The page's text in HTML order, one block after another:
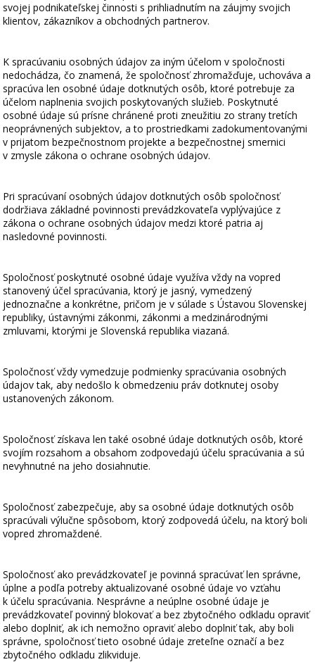
svojej podnikateľskej činnosti s prihliadnutím na záujmy svojich
klientov, zákazníkov a obchodných partnerov.
K spracúvaniu osobných údajov za iným účelom v spoločnosti
nedochádza, čo znamená, že spoločnosť zhromažďuje, uchováva a
spracúva len osobné údaje dotknutých osôb, ktoré potrebuje za
účelom naplnenia svojich poskytovaných služieb. Poskytnuté
osobné údaje sú prísne chránené proti zneužitiu zo strany tretích
neoprávnených subjektov, a to prostriedkami zadokumentovanými
v prijatom bezpečnostnom projekte a bezpečnostnej smernici
v zmysle zákona o ochrane osobných údajov.
Pri spracúvaní osobných údajov dotknutých osôb spoločnosť
dodržiava základné povinnosti prevádzkovateľa vyplývajúce z
zákona o ochrane osobných údajov medzi ktoré patria aj
nasledovné povinnosti.
Spoločnosť poskytnuté osobné údaje využíva vždy na vopred
stanovený účel spracúvania, ktorý je jasný, vymedzený
jednoznačne a konkrétne, pričom je v súlade s Ústavou Slovenskej
republiky, ústavnými zákonmi, zákonmi a medzinárodnými
zmluvami, ktorými je Slovenská republika viazaná.
Spoločnosť vždy vymedzuje podmienky spracúvania osobných
údajov tak, aby nedošlo k obmedzeniu práv dotknutej osoby
ustanovených zákonom.
Spoločnosť získava len také osobné údaje dotknutých osôb, ktoré
svojím rozsahom a obsahom zodpovedajú účelu spracúvania a sú
nevyhnutné na jeho dosiahnutie.
Spoločnosť zabezpečuje, aby sa osobné údaje dotknutých osôb
spracúvali výlučne spôsobom, ktorý zodpovedá účelu, na ktorý boli
vopred zhromaždené.
Spoločnosť ako prevádzkovateľ je povinná spracúvať len správne,
úplne a podľa potreby aktualizované osobné údaje vo vzťahu
k účelu spracúvania. Nesprávne a neúplne osobné údaje je
prevádzkovateľ povinný blokovať a bez zbytočného odkladu opraviť
alebo doplniť, ak ich nemožno opraviť alebo doplniť tak, aby boli
správne, spoločnosť tieto osobné údaje zreteľne označí a bez
zbytočného odkladu zlikviduje.